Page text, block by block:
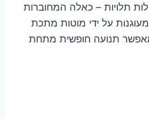
תלויות – כאלה המחוברות
על ידי מוטות מתכת
תנועה חופשית מתחת